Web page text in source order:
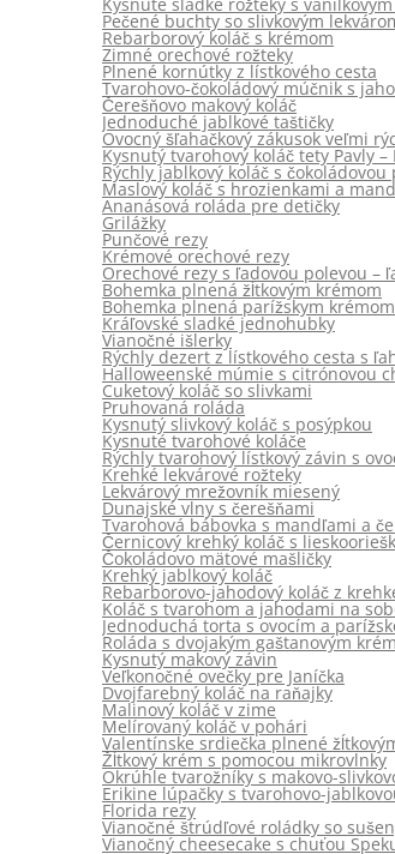
Pečené buchty so slivkovým
Rebarborový koláč s krémom
Zimné orechové rožteky
Plnené kornútky z lístkového cesta
Tvarohovo-čokoládový múčnik s
Čerešňovo makový koláč
Jednoduché jablkové taštičky
Ovocný šľahačkový zákusok veľmi
Kysnutý tvarohový koláč tety Pavly –
Rýchly jablkový koláč s čokoládovou
Maslový koláč s hrozienkami a
Ananásová roláda pre detičky
Grilážky
Punčové rezy
Krémové orechové rezy
Orechové rezy s ľadovou polevou –
Bohemka plnená žĺtkovým krémom
Bohemka plnená parížskym krémom
Kráľovské sladké jednohubky
Vianočné išlerky
Rýchly dezert z lístkového cesta s
Halloweenské múmie s citrónovou
Cuketový koláč so slivkami
Pruhovaná roláda
Kysnutý slivkový koláč s posýpkou
Kysnuté tvarohové koláče
Rýchly tvarohový lístkový závin s
Krehké lekvárové rožteky
Lekvárový mrežovník miesený
Dunajské vlny s čerešňami
Tvarohová bábovka s mandľami a
Černicový krehký koláč s
Čokoládovo mätové mašličky
Krehký jablkový koláč
Rebarborovo-jahodový koláč z
Koláč s tvarohom a jahodami na
Jednoduchá torta s ovocím a
Roláda s dvojakým gaštanovým
Kysnutý makový závin
Veľkonočné ovečky pre Janíčka
Dvojfarebný koláč na raňajky
Malinový koláč v zime
Melírovaný koláč v pohári
Valentínske srdiečka plnené
Žĺtkový krém s pomocou mikrovlnky
Okrúhle tvarožníky s makovo-
Erikine lúpačky s tvarohovo-
Florida rezy
Vianočné štrúdľové roládky so
Vianočný cheesecake s chuťou